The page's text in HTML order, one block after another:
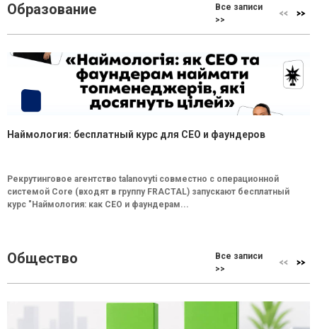
Образование
Все записи
>>
Наймология: бесплатный курс для CEO и фаундеров
Рекрутинговое агентство talanovyti совместно с операционной
системой Core (входят в группу FRACTAL) запускают бесплатный
курс "Наймология: как СEO и фаундерам...
Общество
Все записи
>>